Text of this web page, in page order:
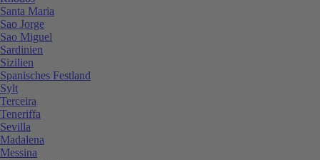
Santa Maria
Sao Jorge
Sao Miguel
Sardinien
Sizilien
Spanisches Festland
Sylt
Terceira
Teneriffa
Sevilla
Madalena
Messina